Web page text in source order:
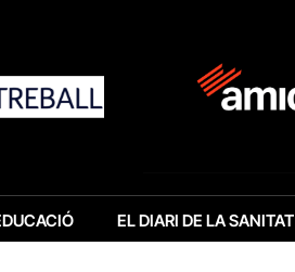
EL DIARI DE LA SANITAT